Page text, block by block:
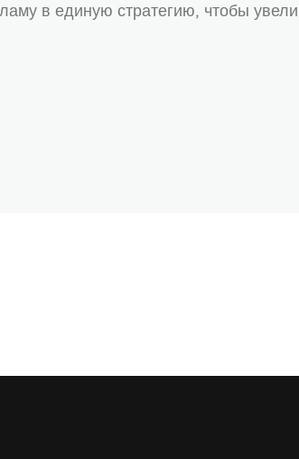
в единую стратегию, чтобы